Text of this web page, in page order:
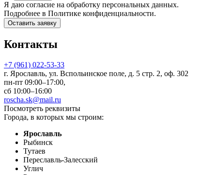
Я даю согласие на обработку персональных данных.
Подробнее в Политике конфиденциальности.
Оставить заявку
Контакты
+7 (961) 022-53-33
г. Ярославль, ул. Вспольинское поле, д. 5 стр. 2, оф. 302
пн-пт 09:00–17:00,
сб 10:00–16:00
roscha.sk@mail.ru
Посмотреть реквизиты
Города, в которых мы строим:
Ярославль
Рыбинск
Тутаев
Переславль-Залесский
Углич